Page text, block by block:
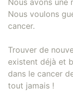
Nous voulons
cancer.
Trouver de
existent déjà et
dans le cancer
tout jamais !